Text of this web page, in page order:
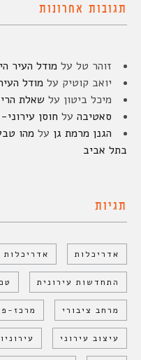
תגובות אחרונות
זוהר טל על מודל העיר
יואב קוטיק על מודל
מיכל ביטון על שאלת
סאטיבה על חוסן
הגנן מרמת גן על מהו
בתל אביב
תגיות
אדריכלות אדריכלות
התחדשות עירונית
מרחב ציבורי מרכז-
עיצוב עירוני